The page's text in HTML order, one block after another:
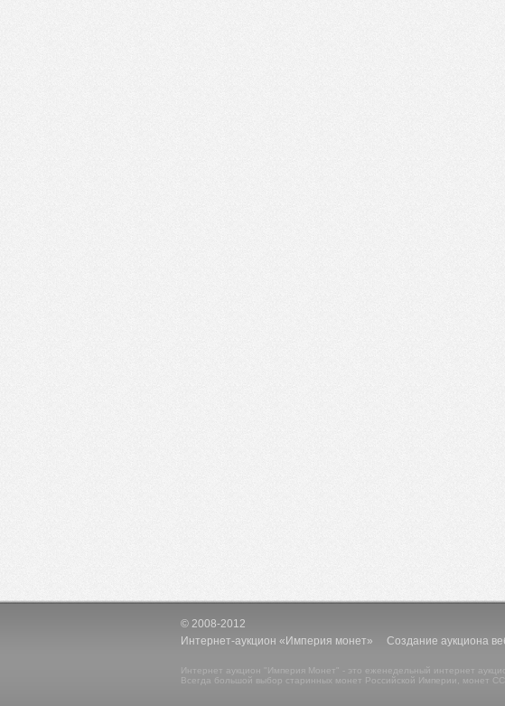
© 2008-2012
Интернет-аукцион «Империя монет» Создание аукциона
Интернет аукцион "Империя Монет" - это еженедельный интернет
Всегда большой выбор старинных монет Российской Империи, монет